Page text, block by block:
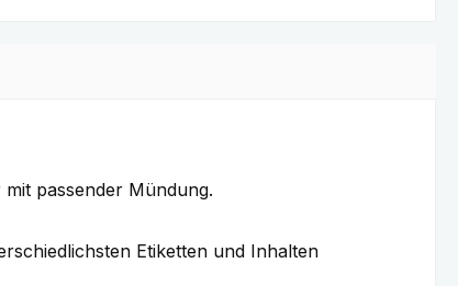
passender Mündung.
Etiketten und Inhalten